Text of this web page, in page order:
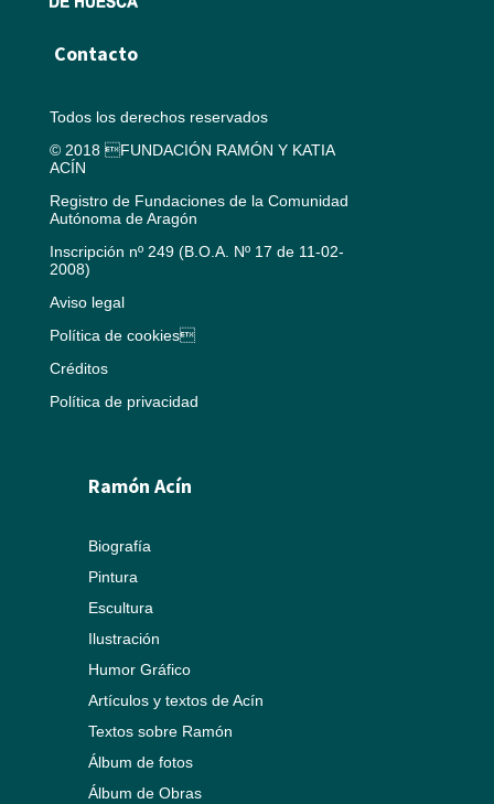
Contacto
Todos los derechos reservados
© 2018 FUNDACIÓN RAMÓN Y KATIA
ACÍN
Registro de Fundaciones de la Comunidad
Autónoma de Aragón
Inscripción nº 249 (B.O.A. Nº 17 de 11-02-
2008)
Aviso legal
Política de cookies
Créditos
Política de privacidad
Ramón Acín
Biografía
Pintura
Escultura
Ilustración
Humor Gráfico
Artículos y textos de Acín
Textos sobre Ramón
Álbum de fotos
Álbum de Obras